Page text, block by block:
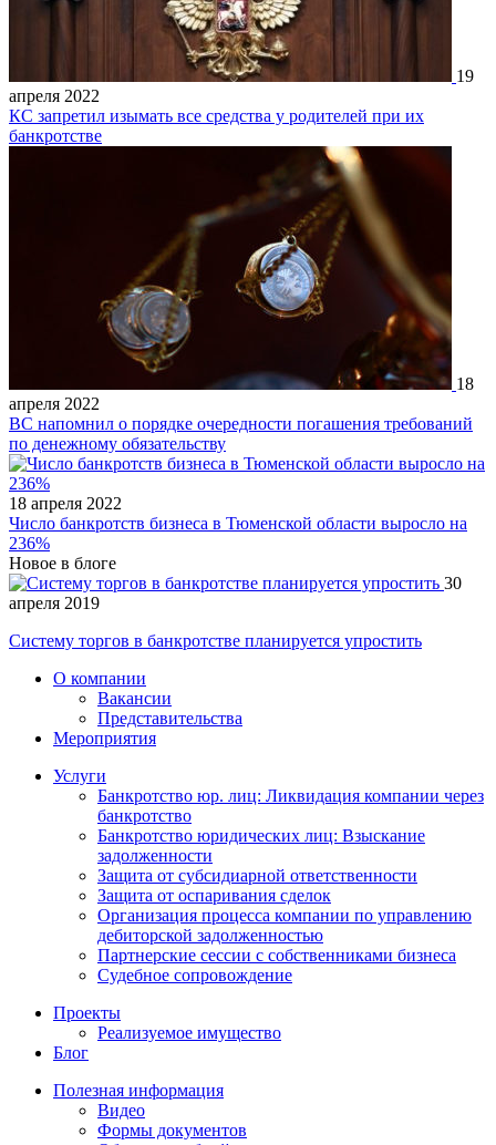
19
апреля 2022
КС запретил изымать все средства у родителей при их
банкротстве
18
апреля 2022
ВС напомнил о порядке очередности погашения требований
по денежному обязательству
18 апреля 2022
Число банкротств бизнеса в Тюменской области выросло на
236%
Новое в блоге
30
апреля 2019
Систему торгов в банкротстве планируется упростить
О компании
Вакансии
Представительства
Мероприятия
Услуги
Банкротство юр. лиц: Ликвидация компании через
банкротство
Банкротство юридических лиц: Взыскание
задолженности
Защита от субсидиарной ответственности
Защита от оспаривания сделок
Организация процесса компании по управлению
дебиторской задолженностью
Партнерские сессии с собственниками бизнеса
Судебное сопровождение
Проекты
Реализуемое имущество
Блог
Полезная информация
Видео
Формы документов